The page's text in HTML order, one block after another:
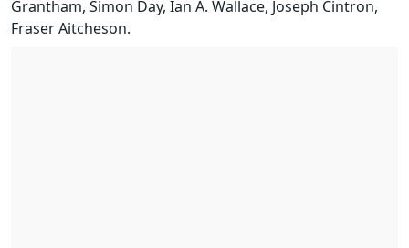
Grantham, Simon Day, Ian A. Wallace, Joseph Cintron,
Fraser Aitcheson.